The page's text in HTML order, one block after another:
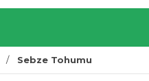
Sebze Tohumu